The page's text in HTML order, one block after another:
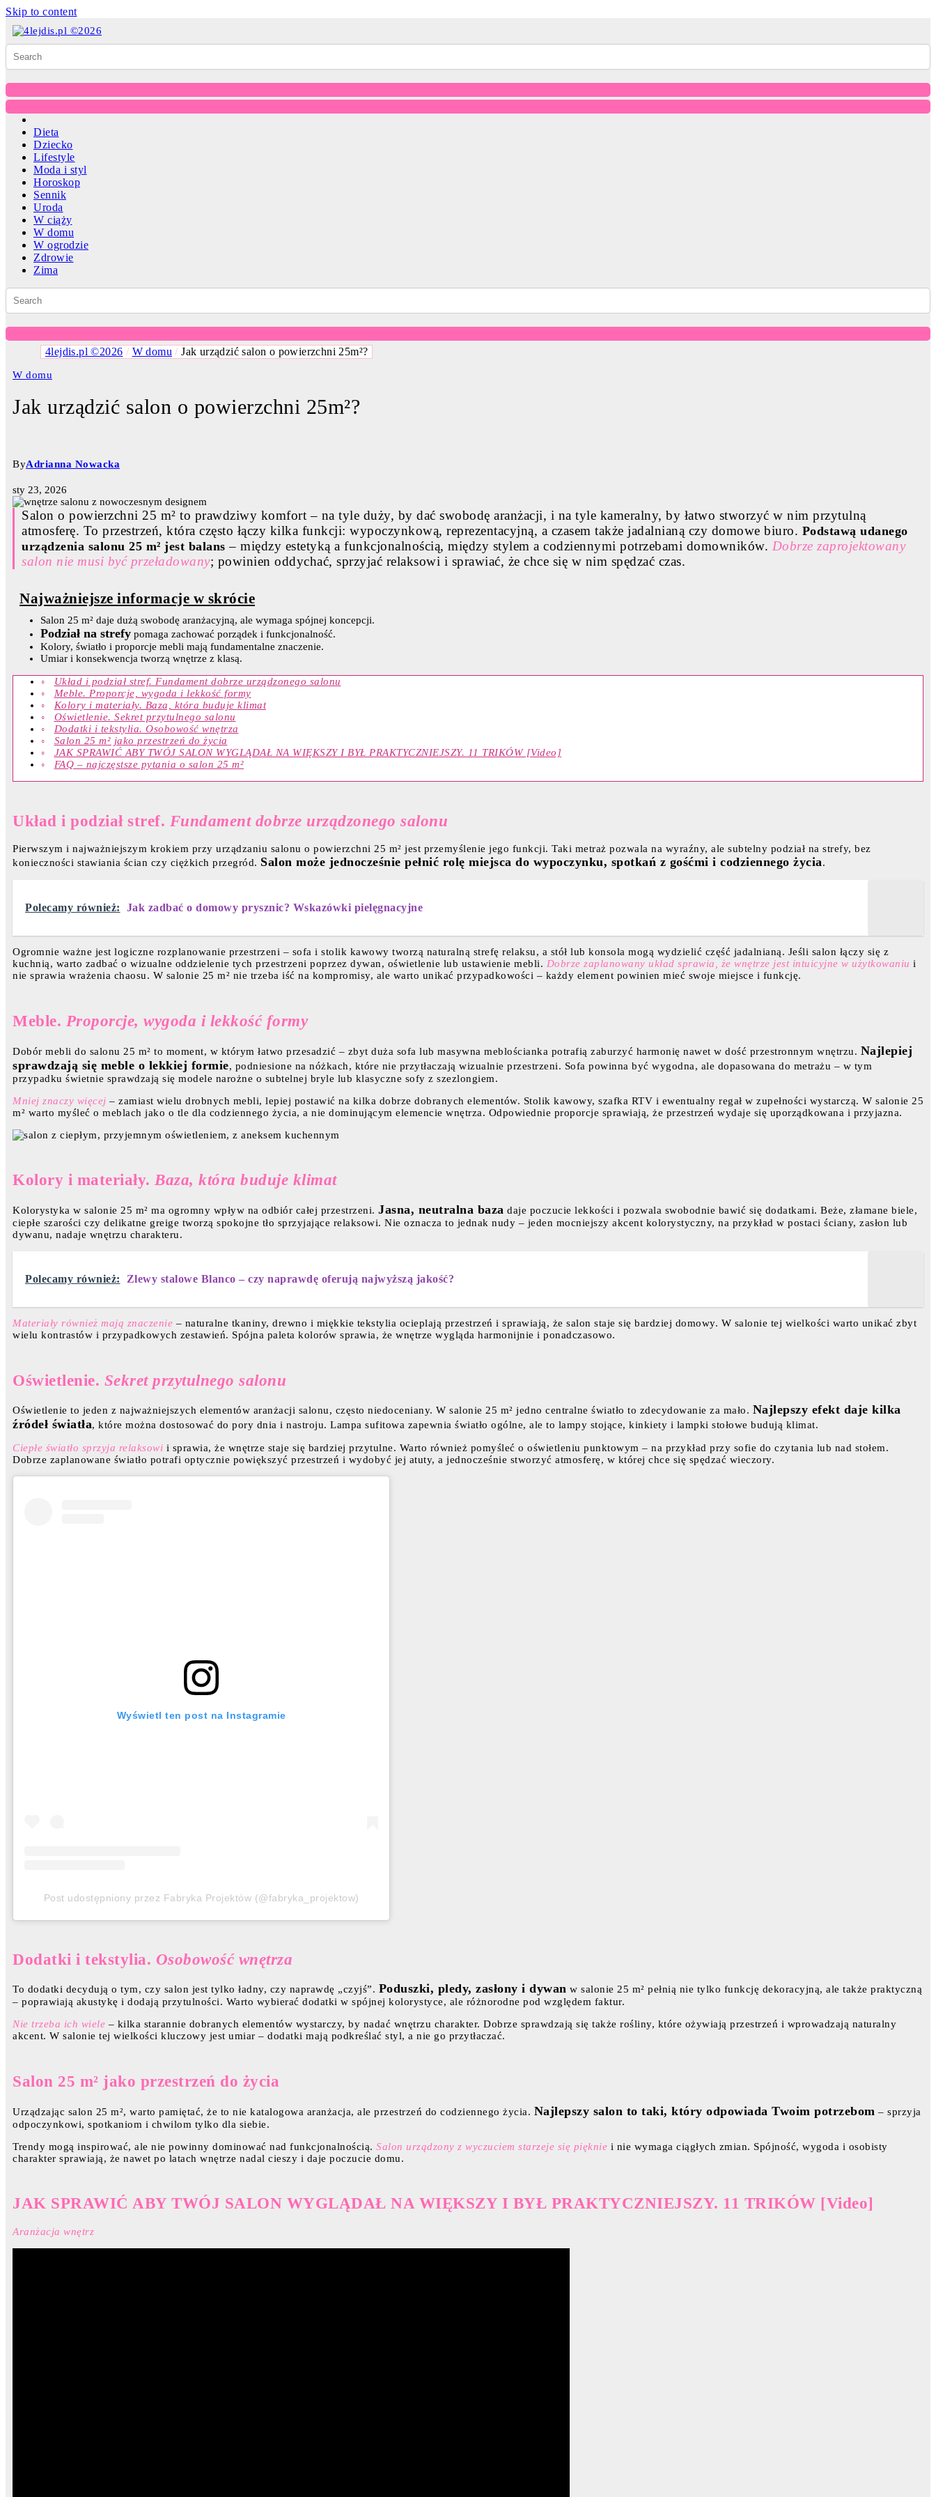
Skip to content
Dieta
Dziecko
Lifestyle
Moda i styl
Horoskop
Sennik
Uroda
W ciąży
W domu
W ogrodzie
Zdrowie
Zima
4lejdis.pl ©2026 / W domu /Jak urządzić salon o powierzchni 25m²?
W domu
Jak urządzić salon o powierzchni 25m²?
ByAdrianna Nowacka
sty 23, 2026
Salon o powierzchni 25 m² to prawdziwy komfort – na tyle duży, by dać swobodę aranżacji, i na tyle kameralny, by łatwo stworzyć w nim przytulną
atmosferę. To przestrzeń, która często łączy kilka funkcji: wypoczynkową, reprezentacyjną, a czasem także jadalnianą czy domowe biuro. Podstawą udanego
urządzenia salonu 25 m² jest balans – między estetyką a funkcjonalnością, między stylem a codziennymi potrzebami domowników. Dobrze zaprojektowany
salon nie musi być przeładowany; powinien oddychać, sprzyjać relaksowi i sprawiać, że chce się w nim spędzać czas.
Najważniejsze informacje w skrócie
Salon 25 m² daje dużą swobodę aranżacyjną, ale wymaga spójnej koncepcji.
Podział na strefy pomaga zachować porządek i funkcjonalność.
Kolory, światło i proporcje mebli mają fundamentalne znaczenie.
Umiar i konsekwencja tworzą wnętrze z klasą.
Układ i podział stref. Fundament dobrze urządzonego salonu
Meble. Proporcje, wygoda i lekkość formy
Kolory i materiały. Baza, która buduje klimat
Oświetlenie. Sekret przytulnego salonu
Dodatki i tekstylia. Osobowość wnętrza
Salon 25 m² jako przestrzeń do życia
JAK SPRAWIĆ ABY TWÓJ SALON WYGLĄDAŁ NA WIĘKSZY I BYŁ PRAKTYCZNIEJSZY. 11 TRIKÓW [Video]
FAQ – najczęstsze pytania o salon 25 m²
Układ i podział stref. Fundament dobrze urządzonego salonu
Pierwszym i najważniejszym krokiem przy urządzaniu salonu o powierzchni 25 m² jest przemyślenie jego funkcji. Taki metraż pozwala na wyraźny, ale subtelny podział na strefy, bez
konieczności stawiania ścian czy ciężkich przegród. Salon może jednocześnie pełnić rolę miejsca do wypoczynku, spotkań z gośćmi i codziennego życia.
Polecamy również: Jak zadbać o domowy prysznic? Wskazówki pielęgnacyjne
Ogromnie ważne jest logiczne rozplanowanie przestrzeni – sofa i stolik kawowy tworzą naturalną strefę relaksu, a stół lub konsola mogą wydzielić część jadalnianą. Jeśli salon łączy się z
kuchnią, warto zadbać o wizualne oddzielenie tych przestrzeni poprzez dywan, oświetlenie lub ustawienie mebli. Dobrze zaplanowany układ sprawia, że wnętrze jest intuicyjne w użytkowaniu i
nie sprawia wrażenia chaosu. W salonie 25 m² nie trzeba iść na kompromisy, ale warto unikać przypadkowości – każdy element powinien mieć swoje miejsce i funkcję.
Meble. Proporcje, wygoda i lekkość formy
Dobór mebli do salonu 25 m² to moment, w którym łatwo przesadzić – zbyt duża sofa lub masywna meblościanka potrafią zaburzyć harmonię nawet w dość przestronnym wnętrzu. Najlepiej
sprawdzają się meble o lekkiej formie, podniesione na nóżkach, które nie przytłaczają wizualnie przestrzeni. Sofa powinna być wygodna, ale dopasowana do metrażu – w tym
przypadku świetnie sprawdzają się modele narożne o subtelnej bryle lub klasyczne sofy z szezlongiem.
Mniej znaczy więcej – zamiast wielu drobnych mebli, lepiej postawić na kilka dobrze dobranych elementów. Stolik kawowy, szafka RTV i ewentualny regał w zupełności wystarczą. W salonie 25
m² warto myśleć o meblach jako o tle dla codziennego życia, a nie dominującym elemencie wnętrza. Odpowiednie proporcje sprawiają, że przestrzeń wydaje się uporządkowana i przyjazna.
Kolory i materiały. Baza, która buduje klimat
Kolorystyka w salonie 25 m² ma ogromny wpływ na odbiór całej przestrzeni. Jasna, neutralna baza daje poczucie lekkości i pozwala swobodnie bawić się dodatkami. Beże, złamane biele,
ciepłe szarości czy delikatne greige tworzą spokojne tło sprzyjające relaksowi. Nie oznacza to jednak nudy – jeden mocniejszy akcent kolorystyczny, na przykład w postaci ściany, zasłon lub
dywanu, nadaje wnętrzu charakteru.
Polecamy również: Zlewy stalowe Blanco – czy naprawdę oferują najwyższą jakość?
Materiały również mają znaczenie – naturalne tkaniny, drewno i miękkie tekstylia ocieplają przestrzeń i sprawiają, że salon staje się bardziej domowy. W salonie tej wielkości warto unikać zbyt
wielu kontrastów i przypadkowych zestawień. Spójna paleta kolorów sprawia, że wnętrze wygląda harmonijnie i ponadczasowo.
Oświetlenie. Sekret przytulnego salonu
Oświetlenie to jeden z najważniejszych elementów aranżacji salonu, często niedoceniany. W salonie 25 m² jedno centralne światło to zdecydowanie za mało. Najlepszy efekt daje kilka
źródeł światła, które można dostosować do pory dnia i nastroju. Lampa sufitowa zapewnia światło ogólne, ale to lampy stojące, kinkiety i lampki stołowe budują klimat.
Ciepłe światło sprzyja relaksowi i sprawia, że wnętrze staje się bardziej przytulne. Warto również pomyśleć o oświetleniu punktowym – na przykład przy sofie do czytania lub nad stołem.
Dobrze zaplanowane światło potrafi optycznie powiększyć przestrzeń i wydobyć jej atuty, a jednocześnie stworzyć atmosferę, w której chce się spędzać wieczory.
Wyświetl ten post na Instagramie
Post udostępniony przez Fabryka Projektów (@fabryka_projektow)
Dodatki i tekstylia. Osobowość wnętrza
To dodatki decydują o tym, czy salon jest tylko ładny, czy naprawdę „czyjś”. Poduszki, pledy, zasłony i dywan w salonie 25 m² pełnią nie tylko funkcję dekoracyjną, ale także praktyczną
– poprawiają akustykę i dodają przytulności. Warto wybierać dodatki w spójnej kolorystyce, ale różnorodne pod względem faktur.
Nie trzeba ich wiele – kilka starannie dobranych elementów wystarczy, by nadać wnętrzu charakter. Dobrze sprawdzają się także rośliny, które ożywiają przestrzeń i wprowadzają naturalny
akcent. W salonie tej wielkości kluczowy jest umiar – dodatki mają podkreślać styl, a nie go przytłaczać.
Salon 25 m² jako przestrzeń do życia
Urządzając salon 25 m², warto pamiętać, że to nie katalogowa aranżacja, ale przestrzeń do codziennego życia. Najlepszy salon to taki, który odpowiada Twoim potrzebom – sprzyja
odpoczynkowi, spotkaniom i chwilom tylko dla siebie.
Trendy mogą inspirować, ale nie powinny dominować nad funkcjonalnością. Salon urządzony z wyczuciem starzeje się pięknie i nie wymaga ciągłych zmian. Spójność, wygoda i osobisty
charakter sprawiają, że nawet po latach wnętrze nadal cieszy i daje poczucie domu.
JAK SPRAWIĆ ABY TWÓJ SALON WYGLĄDAŁ NA WIĘKSZY I BYŁ PRAKTYCZNIEJSZY. 11 TRIKÓW [Video]
Aranżacja wnętrz